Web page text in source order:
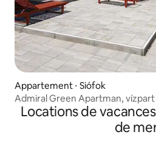
Appartement ⋅ Siófok
Admiral Green Apartman, vízpart
Locations de
de